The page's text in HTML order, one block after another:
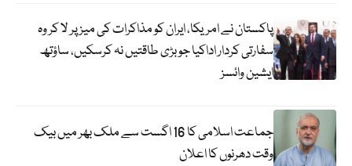
پاکستان نے امریکا، ایران کو مذاکرات کی میز پر لا کر وہ
سفارتی کردار اداکیا جو بڑی طاقتیں نہ کرسکیں، ساؤتھ
ایشین وائسز
جماعت اسلامی کا 16 اگست سے ملک بھر میں بیک
وقت دھرنوں کا اعلان